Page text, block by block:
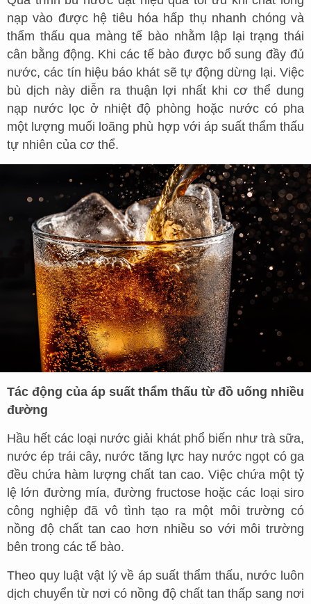
nạp vào được hệ tiêu hóa hấp thụ nhanh chóng và
thẩm thấu qua màng tế bào nhằm lập lại trạng thái
cân bằng động. Khi các tế bào được bổ sung đầy đủ
nước, các tín hiệu báo khát sẽ tự động dừng lại. Việc
bù dịch này diễn ra thuận lợi nhất khi cơ thể dung
nạp nước lọc ở nhiệt độ phòng hoặc nước có pha
một lượng muối loãng phù hợp với áp suất thẩm thấu
tự nhiên của cơ thể.
Tác động của áp suất thẩm thấu từ đồ uống nhiều
đường
Hầu hết các loại nước giải khát phổ biến như trà sữa,
nước ép trái cây, nước tăng lực hay nước ngọt có ga
đều chứa hàm lượng chất tan cao. Việc chứa một tỷ
lệ lớn đường mía, đường fructose hoặc các loại siro
công nghiệp đã vô tình tạo ra một môi trường có
nồng độ chất tan cao hơn nhiều so với môi trường
bên trong các tế bào.
Theo quy luật vật lý về áp suất thẩm thấu, nước luôn
dịch chuyển từ nơi có nồng độ chất tan thấp sang nơi